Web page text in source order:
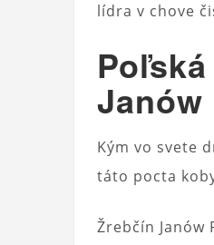
lídra v chove
Janów
Kým vo svete
táto pocta
Žrebčín Janów